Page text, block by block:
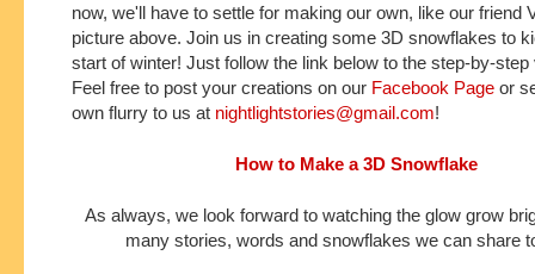
now, we'll have to settle for making our own, like our friend
picture above. Join us in creating some 3D snowflakes to
start of winter! Just follow the link below to the step-by-step
Feel free to post your creations on our Facebook Page or
own flurry to us at nightlightstories@gmail.com!
How to Make a 3D Snowflake
As always, we look forward to watching the glow grow
many stories, words and snowflakes we can share